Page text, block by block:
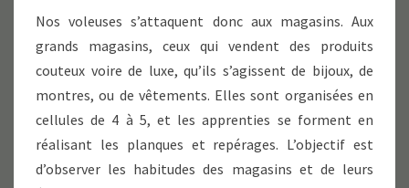
Nos voleuses s’attaquent donc aux magasins. Aux
grands magasins, ceux qui vendent des produits
couteux voire de luxe, qu’ils s’agissent de bijoux, de
montres, ou de vêtements. Elles sont organisées en
cellules de 4 à 5, et les apprenties se forment en
réalisant les planques et repérages. L’objectif est
d’observer les habitudes des magasins et de leurs